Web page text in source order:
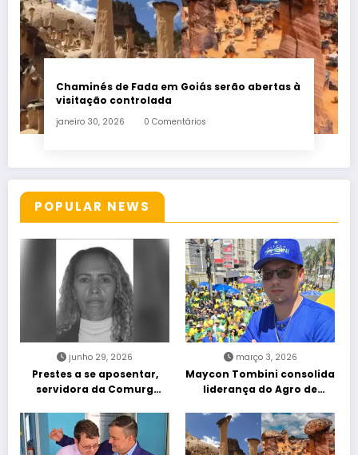
Chaminés de Fada em Goiás serão abertas à
visitação controlada
janeiro 30, 2026 0 Comentários
POPULAR NEWS
junho 29, 2026
Prestes a se aposentar,
servidora da Comurg
entra em protocolo de
morte encefálica
março 3, 2026
Maycon Tombini consolida
liderança do Agro de
“Acorda Brasil” em Goiânia